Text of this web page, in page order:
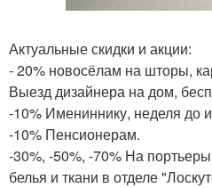
Актуальные скидки и акции:
- 20% новосёлам на шторы,
Выезд дизайнера на дом,
-10% Имениннику, неделя до
-10% Пенсионерам.
-30%, -50%, -70% На
белья и ткани в отделе